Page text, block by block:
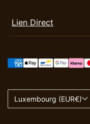
Lien Direct
Luxembourg (EUR€)